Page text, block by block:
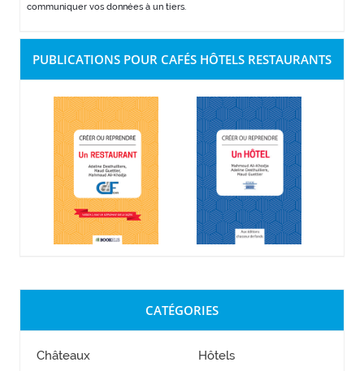
communiquer vos données à un tiers.
PUBLICATIONS POUR CAFÉS HÔTELS RESTAURANTS
CATÉGORIES
Châteaux
Hôtels